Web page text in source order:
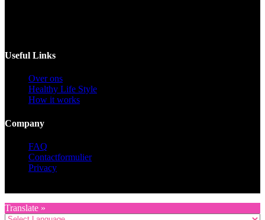
Useful Links
Over ons
Healthy Life Style
How it works
Company
FAQ
Contactformulier
Privacy
Translate »